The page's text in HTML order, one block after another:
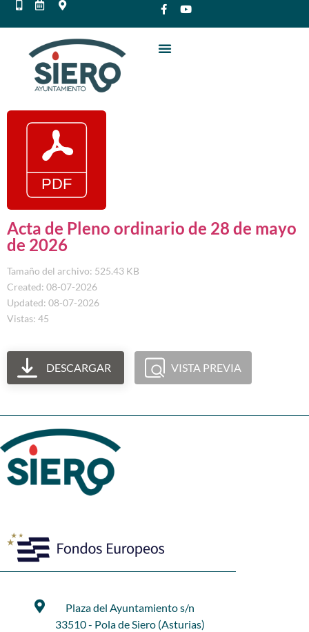
Acta de Pleno ordinario de 28 de mayo
de 2026
Tamaño del archivo: 525.43 KB
Created: 08-07-2026
Updated: 08-07-2026
Vistas: 45
DESCARGAR VISTA PREVIA
Plaza del Ayuntamiento s/n
33510 - Pola de Siero (Asturias)